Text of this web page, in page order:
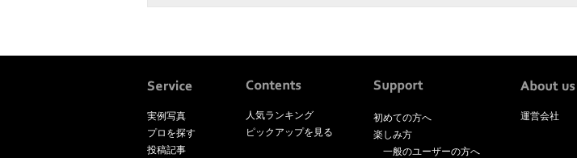
実例写真
プロを探す
投稿記事
人気ランキング
ピックアップを見る
初めての方へ
楽しみ方
一般のユーザーの方へ
運営会社